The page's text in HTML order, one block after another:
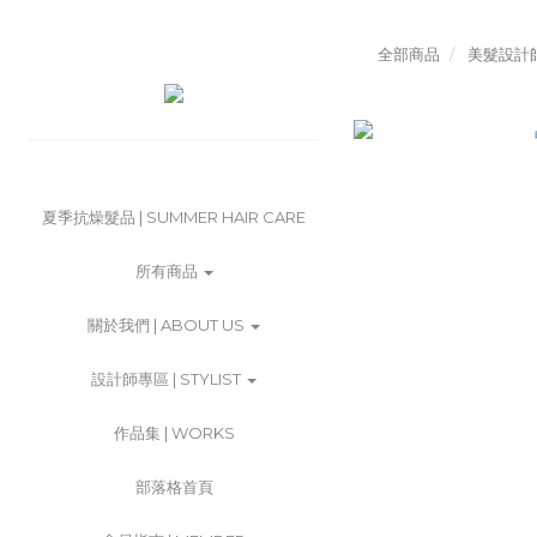
夏季抗燥髮品 | SUMMER HAIR CARE
所有商品
關於我們 | ABOUT US
設計師專區 | STYLIST
作品集 | WORKS
部落格首頁
全部商品 美髮設計